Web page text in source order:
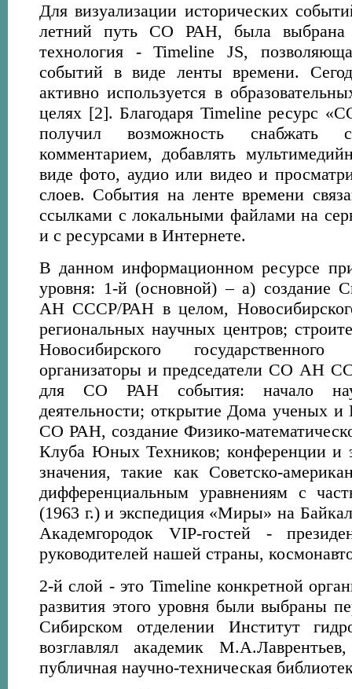
Для визуализации исторических
летний путь СО РАН, была выбрана
технология - Timeline JS,
событий в виде ленты времени.
активно используется в
целях [2]. Благодаря Timeline ресурс
получил возможность снабжать
комментарием, добавлять
виде фото, аудио или видео и
слоев. События на ленте времени
ссылками с локальными файлами на
и с ресурсами в Интернете.
В данном информационном ресурсе
уровня: 1-й (основной) – а) создание
АН СССР/РАН в целом,
региональных научных центров;
Новосибирского
организаторы и председатели СО АН
для СО РАН события: начало
деятельности; открытие Дома ученых и
СО РАН, создание Физико-
Клуба Юных Техников; конференции и
значения, такие как Советско-
дифференциальным уравнениям с
(1963 г.) и экспедиция «Миры» на
Академгородок VIP-гостей -
руководителей нашей страны,
2-й слой - это Timeline конкретной
развития этого уровня были выбраны
Сибирском отделении Институт
возглавлял академик
публичная научно-техническая